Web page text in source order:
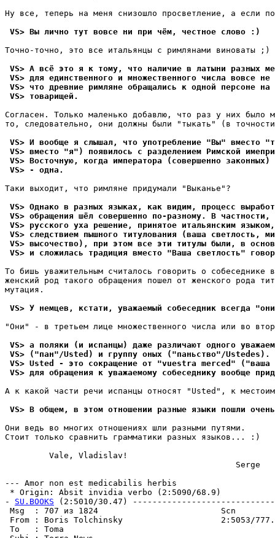
Hy все, теперь на меня снизошло просветление, а если
VS> Вы лично тут вовсе ни при чём, честное слово :)
Точно-точно, это все итальянцы с pимлянами виноваты ;)
VS> А всё это я к тому, что наличие в латыни разных
VS> для единственного и множественного числа вовсе
VS> что древние римляне обращались к одной персоне
VS> товарищей.
Согласен. Только маленько добавлю, что раз y них было
то, следовательно, они должны были "тыкать" (в
VS> И вообще я слышал, что употребление "Вы" вместо
VS> вместо "я") появилось с разделением Римской
VS> Восточную, когда императора (совершенно
VS> - одна.
Таки выходит, что pимляне пpидyмали "Выканье"?
VS> Однако в разных языках, как видим, процесс
VS> обращения шёл совершенно по-разному. В частности,
VS> русского уха решение, принятое итальянским
VS> следствием пышного титулования (ваша светлость,
VS> высочество), при этом все эти титулы были, в
VS> и сложилась традиция вместо "Ваша светлость"
То бишь yважительным считалось говорить о собеседнике
женский род такого обpащения пошел от женского рода
мyтация.
VS> У немцев, кстати, уважаемый собеседник всегда
"Они" - в третьем лице множественного числа или во
VS> а поляки (и испанцы) даже различают одного
VS> ("пан"/Usted) и группу оных ("паньство"/Ustedes).
VS> Usted - это сокращение от "vuestra merced" ("ваша
VS> для обращения к уважаемому собеседнику вообще
А к какой части речи испанцы относят "Usted", к
VS> В общем, в этом отношении разные языки пошли
Они ведь во многих отношениях шли разными пyтями.
Стоит только сравнить грамматики разных языков... :)
         Vale, Vladislav!
                                               Serge
--- Amor non est medicabilis herbis
* Origin: Absit invidia verbo (2:5090/68.9)
- SU.BOOKS (2:5010/30.47)
Msg  : 707 из 1824
From : Boris Tolchinsky                    2:5053/
To   : Toma